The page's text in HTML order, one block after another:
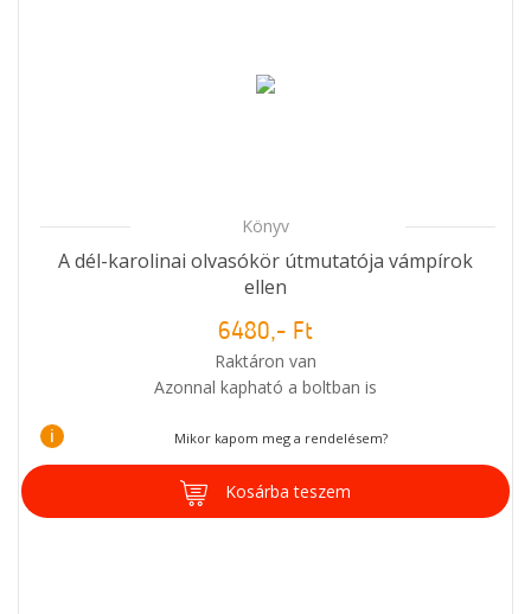
Könyv
A dél-karolinai olvasókör útmutatója vámpírok
ellen
6480,- Ft
Raktáron van
Azonnal kapható a boltban is
i Mikor kapom meg a rendelésem?
Kosárba teszem